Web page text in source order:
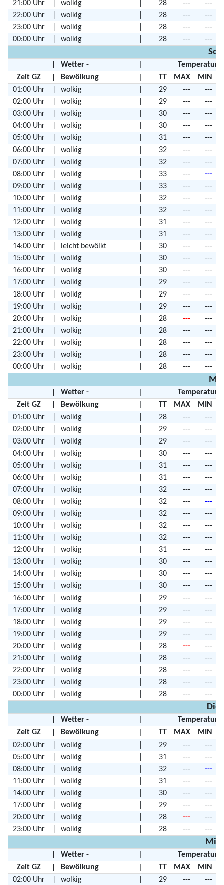
21:00 Uhr
wolkig 28 ---
---
22:00 Uhr
wolkig 28 ---
---
23:00 Uhr
wolkig 28 ---
---
00:00 Uhr
wolkig 28 --- ---
Wetter -
Zeit GZ
Bewölkung TT MAX
MIN
01:00 Uhr
wolkig 29 ---
---
02:00 Uhr
wolkig 29 ---
---
03:00 Uhr
wolkig 30 ---
---
04:00 Uhr
wolkig 30 ---
---
05:00 Uhr
wolkig 31 ---
---
06:00 Uhr
wolkig 32 ---
---
07:00 Uhr
wolkig 32 ---
---
08:00 Uhr
wolkig 33 ---
---
09:00 Uhr
wolkig 33 ---
---
10:00 Uhr
wolkig 32 ---
---
11:00 Uhr
wolkig 32 ---
---
12:00 Uhr
wolkig 31 ---
---
13:00 Uhr
wolkig 31 ---
---
14:00 Uhr
leicht bewölkt 30 ---
---
15:00 Uhr
wolkig 30 ---
---
16:00 Uhr
wolkig 30 ---
---
17:00 Uhr
wolkig 29 ---
---
18:00 Uhr
wolkig 29 ---
---
19:00 Uhr
wolkig 29 ---
---
20:00 Uhr
wolkig 28 ---
---
21:00 Uhr
wolkig 28 ---
---
22:00 Uhr
wolkig 28 ---
---
23:00 Uhr
wolkig 28 ---
---
00:00 Uhr
wolkig 28 --- ---
Wetter -
Zeit GZ
Bewölkung TT MAX
MIN
01:00 Uhr
wolkig 28 ---
---
02:00 Uhr
wolkig 29 ---
---
03:00 Uhr
wolkig 29 ---
---
04:00 Uhr
wolkig 30 ---
---
05:00 Uhr
wolkig 31 ---
---
06:00 Uhr
wolkig 31 ---
---
07:00 Uhr
wolkig 32 ---
---
08:00 Uhr
wolkig 32 ---
---
09:00 Uhr
wolkig 32 ---
---
10:00 Uhr
wolkig 32 ---
---
11:00 Uhr
wolkig 32 ---
---
12:00 Uhr
wolkig 31 ---
---
13:00 Uhr
wolkig 30 ---
---
14:00 Uhr
wolkig 30 ---
---
15:00 Uhr
wolkig 30 ---
---
16:00 Uhr
wolkig 29 ---
---
17:00 Uhr
wolkig 29 ---
---
18:00 Uhr
wolkig 29 ---
---
19:00 Uhr
wolkig 29 ---
---
20:00 Uhr
wolkig 28 ---
---
21:00 Uhr
wolkig 28 ---
---
22:00 Uhr
wolkig 28 ---
---
23:00 Uhr
wolkig 28 ---
---
00:00 Uhr
wolkig 28 --- ---
Wetter -
Zeit GZ
Bewölkung TT MAX
MIN
02:00 Uhr
wolkig 29 ---
---
05:00 Uhr
wolkig 31 ---
---
08:00 Uhr
wolkig 32 ---
---
11:00 Uhr
wolkig 31 ---
---
14:00 Uhr
wolkig 30 ---
---
17:00 Uhr
wolkig 29 ---
---
20:00 Uhr
wolkig 28 ---
---
23:00 Uhr
wolkig 28 --- ---
Wetter -
Zeit GZ
Bewölkung TT MAX
MIN
02:00 Uhr
wolkig 29 --- ---